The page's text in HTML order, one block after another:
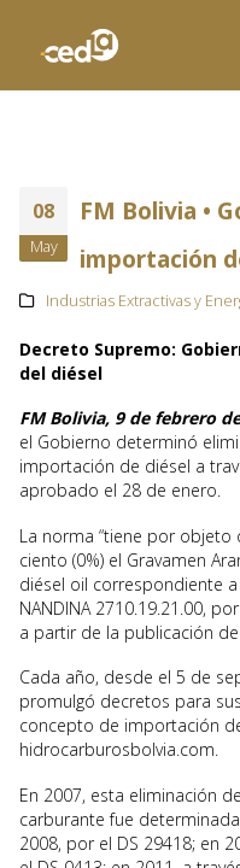
08
May
FM Bolivia •
importación
Industrias Extractivas y
Decreto Supremo:
del diésel
FM Bolivia, 9 de febrero
el Gobierno determinó
importación de diésel a
aprobado el 28 de enero.
La norma “tiene por
ciento (0%) el Gravamen
diésel oil correspondiente
NANDINA 2710.19.21.00,
a partir de la publicación
Cada año, desde el 5 de
promulgó decretos para
concepto de importación
hidrocarburosbolvia.com.
En 2007, esta eliminación
carburante fue
2008, por el DS 29418; en